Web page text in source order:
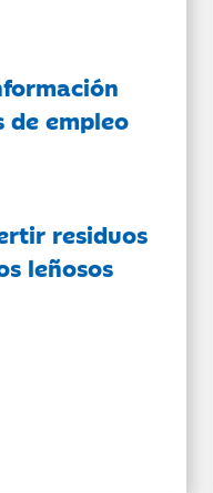
empleo
residuos
leñosos